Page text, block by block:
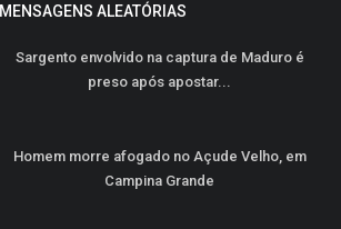
MENSAGENS ALEATÓRIAS
Sargento envolvido na captura de Maduro é
preso após apostar...
Homem morre afogado no Açude Velho, em
Campina Grande